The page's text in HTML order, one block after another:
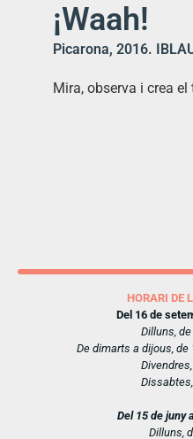
¡Waah!
Picarona, 2016.
Mira, observa i crea
HORARI DE
Del 16 de
Dilluns,
De dimarts a dijous, de
Del 15 de juny
Dilluns,